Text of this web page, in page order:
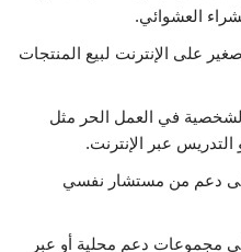
العشوائي.
على الإنترنت لبيع المنتجات
في العمل الحر مثل
التدريس عبر الإنترنت.
دعم من مستشار نفسي
مجموعات دعم محلية أو عبر